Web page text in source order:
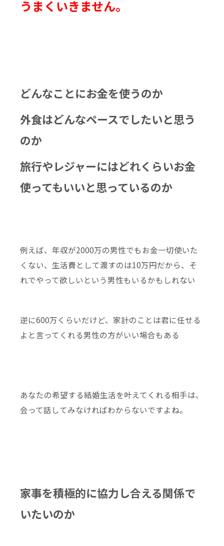
うまくいきません。
どんなことにお金を使うのか
外食はどんなペースでしたいと思う
のか
旅行やレジャーにはどれくらいお金
使ってもいいと思っているのか
例えば、年収が2000万の男性でもお金一切使いた
くない、生活費として渡すのは10万円だから、そ
れでやって欲しいという男性もいるかもしれない
逆に600万くらいだけど、家計のことは君に任せる
よと言ってくれる男性の方がいい場合もある
あなたの希望する結婚生活を叶えてくれる相手は、
会って話してみなければわからないですよね。
家事を積極的に協力し合える関係で
いたいのか